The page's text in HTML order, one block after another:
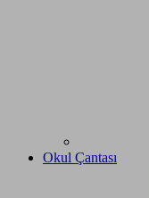
Okul Çantası